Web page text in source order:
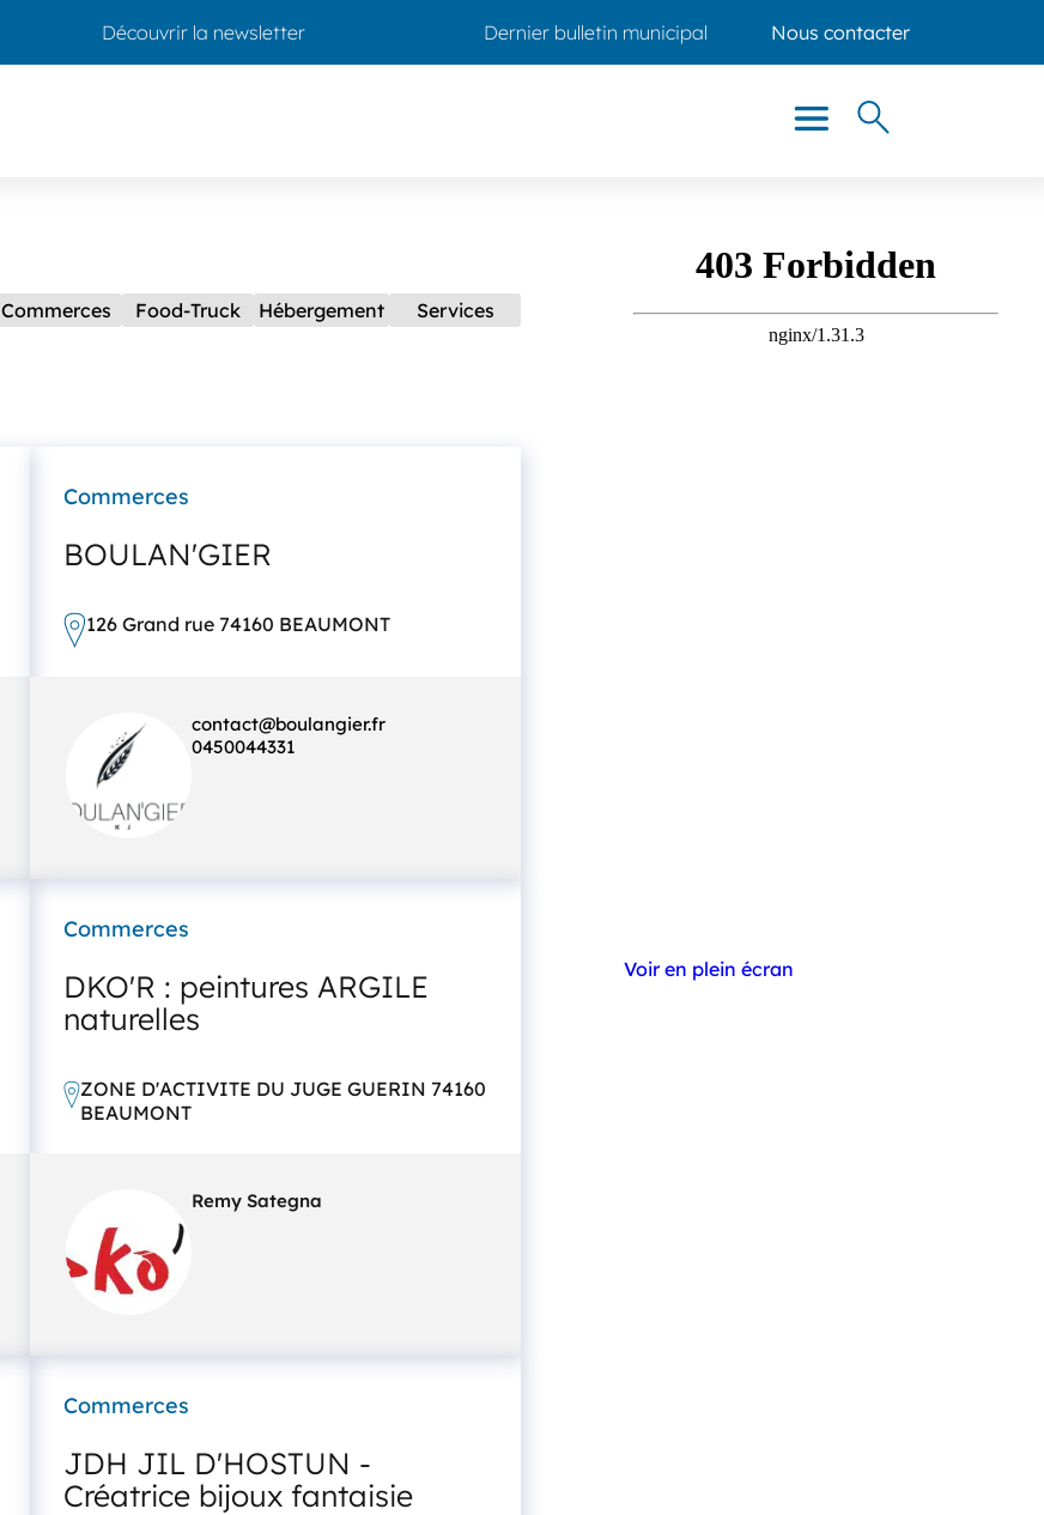
Découvrir la newsletter Dernier bulletin municipal Nous contacter
Commerces Food-Truck Hébergement Services
Commerces
BOULAN'GIER
126 Grand rue 74160 BEAUMONT
contact@boulangier.fr
0450044331
Commerces
DKO'R : peintures ARGILE
naturelles
ZONE D'ACTIVITE DU JUGE GUERIN 74160
BEAUMONT
Remy Sategna
Commerces
JDH JIL D'HOSTUN -
Créatrice bijoux fantaisie
Voir en plein écran